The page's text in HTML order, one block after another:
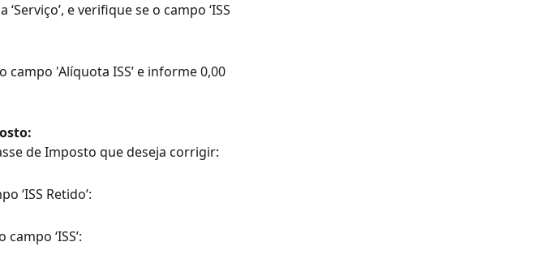
e verifique se o campo ‘ISS
'Alíquota ISS’ e informe 0,00
de Imposto que deseja corrigir:
‘ISS Retido’:
‘ISS’: